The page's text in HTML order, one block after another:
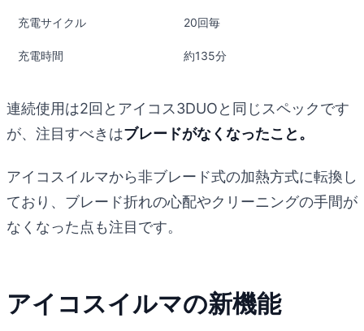
充電サイクル 20回毎
充電時間 約135分
連続使用は2回とアイコス3DUOと同じスペックです
が、注目すべきはブレードがなくなったこと。
アイコスイルマから非ブレード式の加熱方式に転換し
ており、ブレード折れの心配やクリーニングの手間が
なくなった点も注目です。
アイコスイルマの新機能